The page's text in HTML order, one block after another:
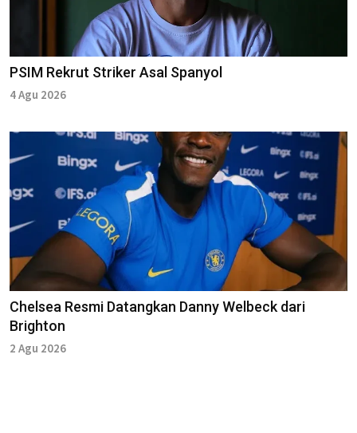
PSIM Rekrut Striker Asal Spanyol
4 Agu 2026
Chelsea Resmi Datangkan Danny Welbeck dari
Brighton
2 Agu 2026